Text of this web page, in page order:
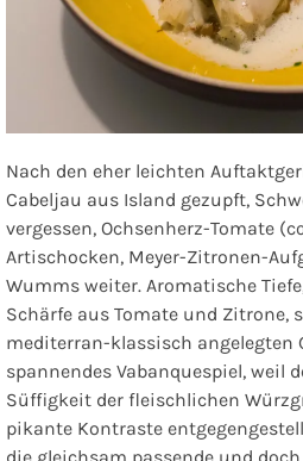
Nach den eher leichten
Cabeljau aus Island gezupft,
vergessen, Ochsenherz-Tomate
Artischocken, Meyer-Zitronen-
Wumms weiter. Aromatische
Schärfe aus Tomate und Zitrone,
mediterran-klassisch angelegten
spannendes Vabanquespiel, weil
Süffigkeit der fleischlichen
pikante Kontraste